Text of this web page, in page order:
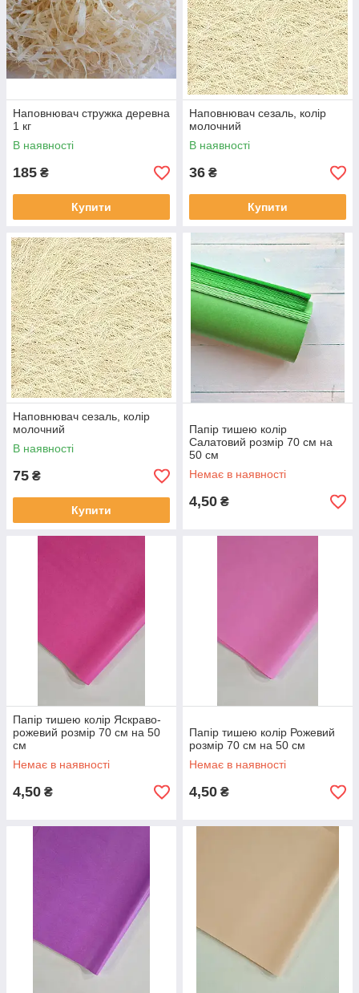
Наповнювач стружка деревна
1 кг
В наявності
185 ₴
Купити
Наповнювач сезаль, колір
молочний
В наявності
36 ₴
Купити
Наповнювач сезаль, колір
молочний
В наявності
75 ₴
Купити
Папір тишею колір
Салатовий розмір 70 см на
50 см
Немає в наявності
4,50 ₴
Папір тишею колір Яскраво-
рожевий розмір 70 см на 50
см
Немає в наявності
4,50 ₴
Папір тишею колір Рожевий
розмір 70 см на 50 см
Немає в наявності
4,50 ₴